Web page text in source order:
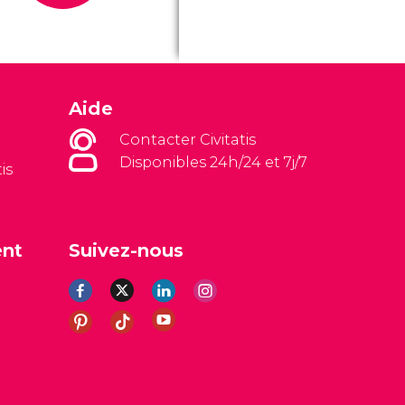
Aide
Contacter Civitatis
Disponibles 24h/24 et 7j/7
Suivez-nous